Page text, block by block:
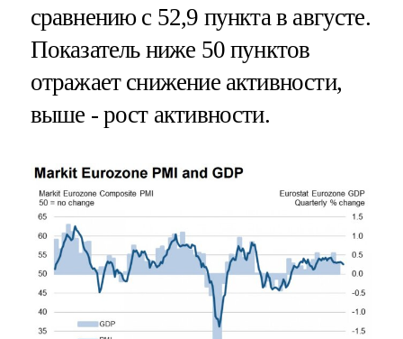
сравнению с 52,9 пункта в августе.
Показатель ниже 50 пунктов
отражает снижение активности,
выше - рост активности.